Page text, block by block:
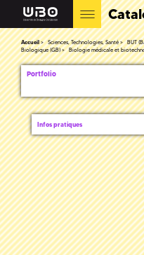
Accueil Sciences, Technologies, Santé BUT
Biologique (GB)
Biologie médicale et
Portfolio
Infos pratiques